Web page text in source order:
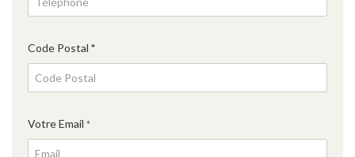
Code Postal *
Votre Email *